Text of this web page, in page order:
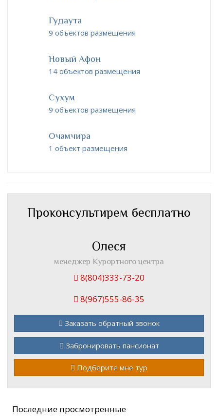
Гудаута
9 объектов размещения
Новый Афон
14 объектов размещения
Сухум
9 объектов размещения
Очамчира
1 объект размещения
Проконсультирем бесплатно
Олеся
менеджер Курортного центра
8(804)333-73-20
8(967)555-86-35
Заказать обратный звонок
Забронировать пансионат
Подберите мне тур
Последние просмотренные